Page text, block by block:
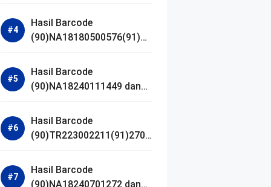
Hasil Barcode
(90)NA18180500576(91)21
Hasil Barcode
(90)NA18240111449 dan
Hasil Barcode
(90)TR223002211(91)2701
Hasil Barcode
(90)NA18240701272 dan